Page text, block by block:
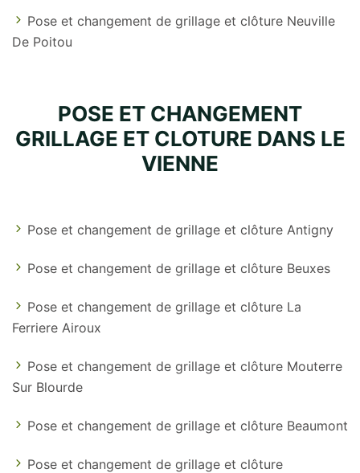
Pose et changement de grillage et clôture Neuville
De Poitou
POSE ET CHANGEMENT
GRILLAGE ET CLOTURE DANS LE
VIENNE
Pose et changement de grillage et clôture Antigny
Pose et changement de grillage et clôture Beuxes
Pose et changement de grillage et clôture La
Ferriere Airoux
Pose et changement de grillage et clôture Mouterre
Sur Blourde
Pose et changement de grillage et clôture Beaumont
Pose et changement de grillage et clôture